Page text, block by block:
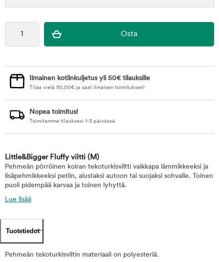
Ilmainen kotiinkuljetus yli 50€ tilauksille
Tilaa vielä 50,00€ ja saat ilmaisen toimituksen!
Nopea toimitus!
Toimitamme tilauksesi 1-3 päivässä.
Little&Bigger Fluffy viltti (M)
Pehmeän pörröinen koiran tekoturkisviltti vaikkapa lämmikkeeksi ja
lisäpehmikkeeksi petiin, alustaksi autoon tai suojaksi sohvalle. Toinen
puoli pidempää karvaa ja toinen lyhyttä.
Lue lisää
Tuotetiedot
Pehmeän tekoturkisviltin materiaali on polyesteriä.